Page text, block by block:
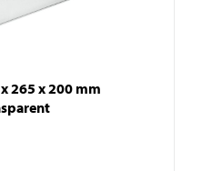
265 x 200 mm